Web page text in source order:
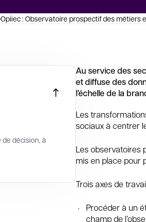
Opiiec : Observatoire prospectif des métiers
Au service des
et diffuse des
l’échelle de la
Les
sociaux à centrer
Les observatoires
mis en place pour
Trois axes de
Procéder à un
champ de